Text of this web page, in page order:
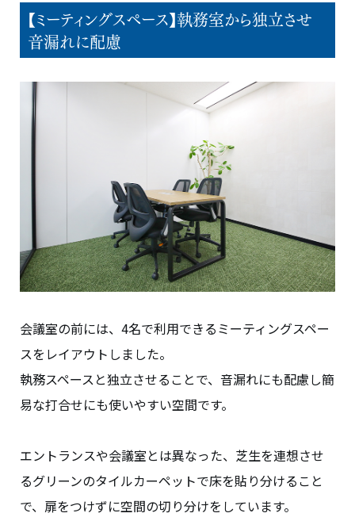
【ミーティングスペース】執務室から独立させ
音漏れに配慮
会議室の前には、4名で利用できるミーティングスペー
スをレイアウトしました。
執務スペースと独立させることで、音漏れにも配慮し簡
易な打合せにも使いやすい空間です。
エントランスや会議室とは異なった、芝生を連想させ
るグリーンのタイルカーペットで床を貼り分けること
で、扉をつけずに空間の切り分けをしています。